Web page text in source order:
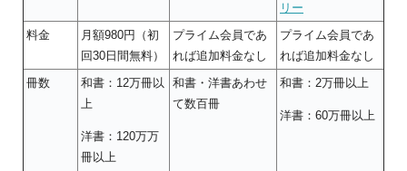
リー
料金
月額980円（初
回30日間無料）
プライム会員であ
れば追加料金なし
プライム会員であ
れば追加料金なし
冊数
和書：12万冊以
上
洋書：120万万
冊以上
和書・洋書あわせ
て数百冊
和書：2万冊以上
洋書：60万冊以上